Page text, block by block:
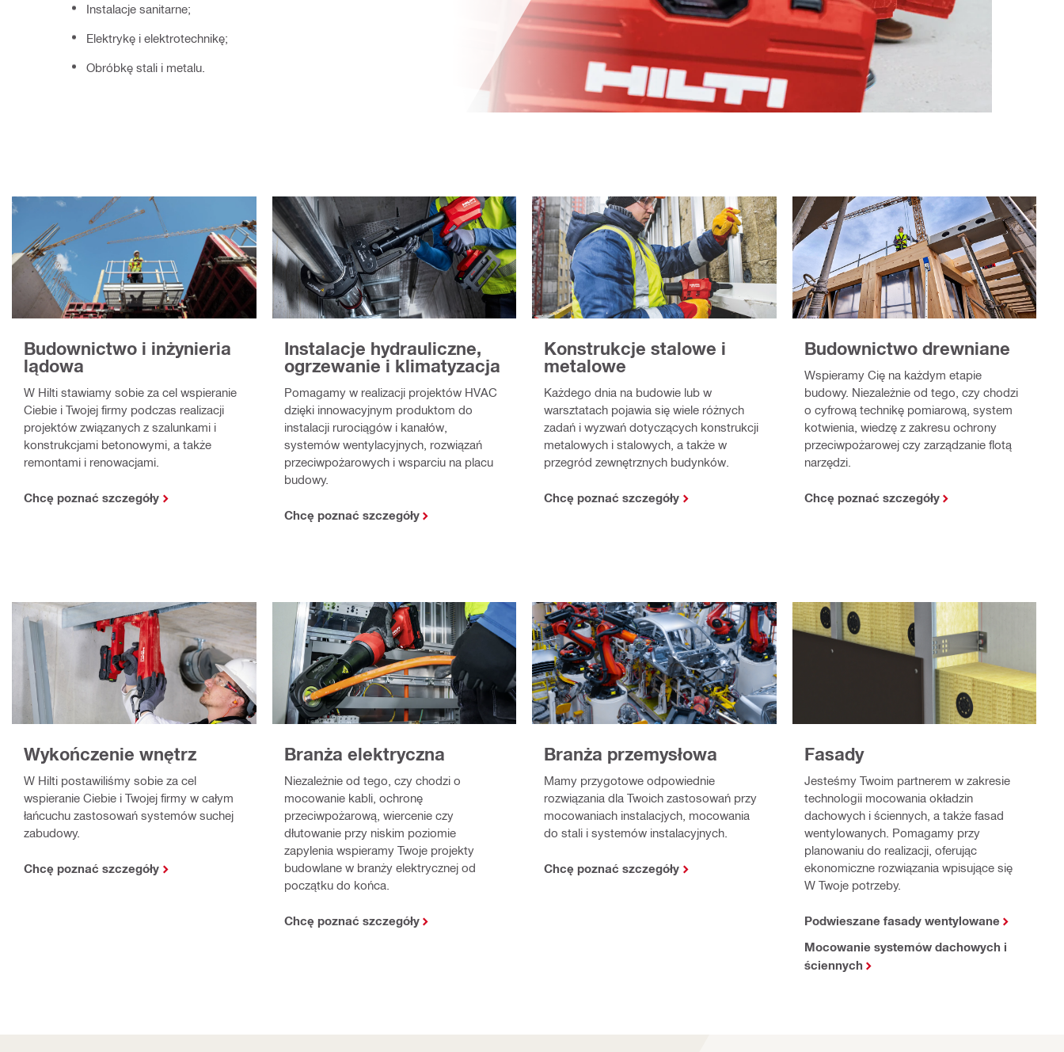
Instalacje sanitarne;
Elektrykę i elektrotechnikę;
Obróbkę stali i metalu.
Budownictwo i inżynieria
lądowa
W Hilti stawiamy sobie za cel wspieranie
Ciebie i Twojej firmy podczas realizacji
projektów związanych z szalunkami i
konstrukcjami betonowymi, a także
remontami i renowacjami.
Chcę poznać szczegóły
Instalacje hydrauliczne,
ogrzewanie i klimatyzacja
Pomagamy w realizacji projektów HVAC
dzięki innowacyjnym produktom do
instalacji rurociągów i kanałów,
systemów wentylacyjnych, rozwiązań
przeciwpożarowych i wsparciu na placu
budowy.
Chcę poznać szczegóły
Konstrukcje stalowe i
metalowe
Każdego dnia na budowie lub w
warsztatach pojawia się wiele różnych
zadań i wyzwań dotyczących konstrukcji
metalowych i stalowych, a także w
przegród zewnętrznych budynków.
Chcę poznać szczegóły
Budownictwo drewniane
Wspieramy Cię na każdym etapie
budowy. Niezależnie od tego, czy chodzi
o cyfrową technikę pomiarową, system
kotwienia, wiedzę z zakresu ochrony
przeciwpożarowej czy zarządzanie flotą
narzędzi.
Chcę poznać szczegóły
Wykończenie wnętrz
W Hilti postawiliśmy sobie za cel
wspieranie Ciebie i Twojej firmy w całym
łańcuchu zastosowań systemów suchej
zabudowy.
Chcę poznać szczegóły
Branża elektryczna
Niezależnie od tego, czy chodzi o
mocowanie kabli, ochronę
przeciwpożarową, wiercenie czy
dłutowanie przy niskim poziomie
zapylenia wspieramy Twoje projekty
budowlane w branży elektrycznej od
początku do końca.
Chcę poznać szczegóły
Branża przemysłowa
Mamy przygotowe odpowiednie
rozwiązania dla Twoich zastosowań przy
mocowaniach instalacjych, mocowania
do stali i systemów instalacyjnych.
Chcę poznać szczegóły
Fasady
Jesteśmy Twoim partnerem w zakresie
technologii mocowania okładzin
dachowych i ściennych, a także fasad
wentylowanych. Pomagamy przy
planowaniu do realizacji, oferując
ekonomiczne rozwiązania wpisujące się
W Twoje potrzeby.
Podwieszane fasady wentylowane
Mocowanie systemów dachowych i
ściennych